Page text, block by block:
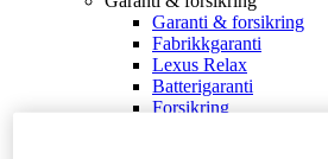
Garanti & forsikring
Fabrikkgaranti
Lexus Relax
Batterigaranti
Forsikring